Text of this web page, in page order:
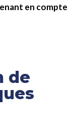
en compte
de